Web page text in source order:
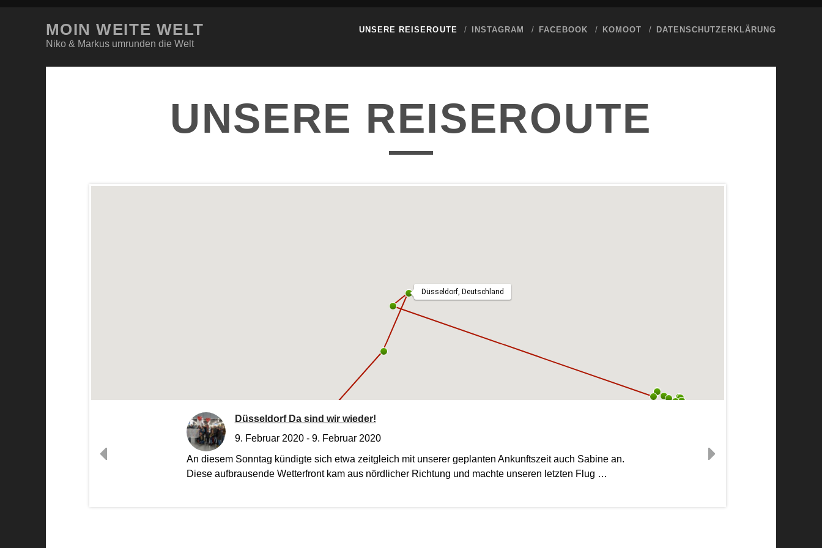
MOIN WEITE WELT
Niko & Markus umrunden die Welt
UNSERE REISEROUTE INSTAGRAM FACEBOOK KOMOOT DATENSCHUTZERKLÄRUNG
UNSERE REISEROUTE
Düsseldorf, Deutschland
Düsseldorf Da sind wir wieder!
9. Februar 2020- 9. Februar 2020
An diesem Sonntag kündigte sich etwa zeitgleich mit unserer geplanten Ankunftszeit auch Sabine an.
Diese aufbrausende Wetterfront kam aus nördlicher Richtung und machte unseren letzten Flug …